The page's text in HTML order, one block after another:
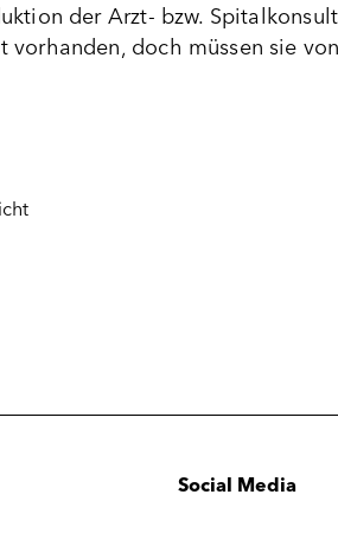
der Arzt- bzw.
vorhanden, doch müssen sie
Social Media